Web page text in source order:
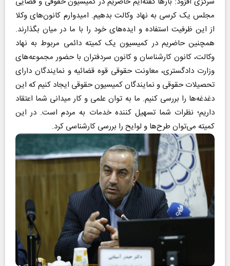
مجلس یک کرسی به نهاد وکالت بدهیم. امیدوارم کانون‌های وکلا
از این ظرفیت استفاده و ایده‌های خود را با ما در میان بگذارند.
همچنین حاضریم در کمیسیون یک کمیته دائمی مربوط به نهاد
وکالت، کانون کارشناسان و کانون سردفتران با حضور مجموعه‌های
وزارت دادگستری، معاونت حقوقی قوه قضائیه و نمایندگان دارای
تحصیلات حقوقی و نمایندگان کمیسیون حقوقی ایجاد کنیم که این
دغدغه‌ها را بررسی کنیم. ما به توان علمی و کار میدانی شما اعتقاد
داریم؛ نظرات شما تسهیل کننده خدمات به مردم است. در این
کمیته می‌توان طرح‌ها و لوایح را بررسی کارشناسی کرد.